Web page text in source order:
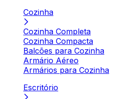
Cozinha
Cozinha Completa
Cozinha Compacta
Balcões para Cozinha
Armário Aéreo
Armários para Cozinha
Escritório